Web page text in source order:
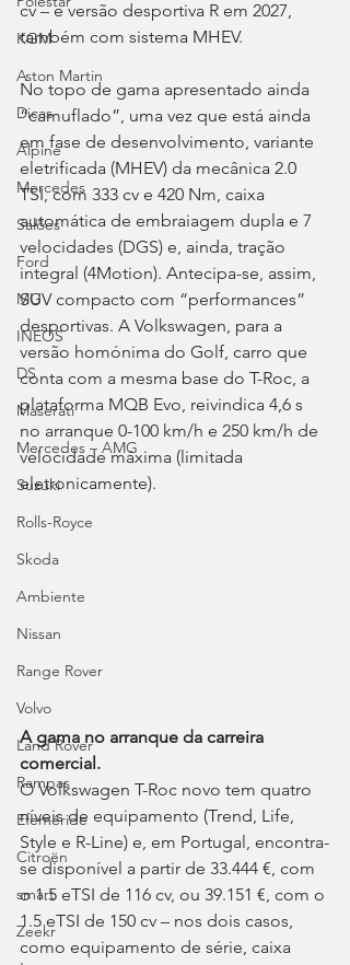
KGM
Aston Martin
Dicas
Alpine
Mercedes
Salões
Ford
MG
INEOS
DS
Maserati
Mercedes – AMG
Suzuki
Rolls-Royce
Skoda
Ambiente
Nissan
Range Rover
Volvo
Land Rover
Rampas
Efeméride
Citroën
smart
Zeekr
cv – e versão desportiva R em 2027,
também com sistema MHEV.
No topo de gama apresentado ainda
“camuflado”, uma vez que está ainda
em fase de desenvolvimento, variante
eletrificada (MHEV) da mecânica 2.0
TSI, com 333 cv e 420 Nm, caixa
automática de embraiagem dupla e 7
velocidades (DGS) e, ainda, tração
integral (4Motion). Antecipa-se, assim,
SUV compacto com “performances”
desportivas. A Volkswagen, para a
versão homónima do Golf, carro que
conta com a mesma base do T-Roc, a
plataforma MQB Evo, reivindica 4,6 s
no arranque 0-100 km/h e 250 km/h de
velocidade máxima (limitada
eletronicamente).
A gama no arranque da carreira
comercial.
O Volkswagen T-Roc novo tem quatro
níveis de equipamento (Trend, Life,
Style e R-Line) e, em Portugal, encontra-
se disponível a partir de 33.444 €, com
o 1.5 eTSI de 116 cv, ou 39.151 €, com o
1.5 eTSI de 150 cv – nos dois casos,
como equipamento de série, caixa